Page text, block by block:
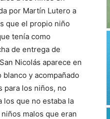
por Martín Lutero a
que el propio niño
tenía como
de entrega de
Nicolás aparece en
y acompañado
para los niños, no
los que no estaba la
malos que eran